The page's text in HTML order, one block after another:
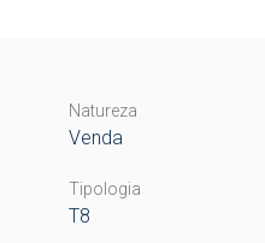
Natureza
Venda
Tipologia
T8